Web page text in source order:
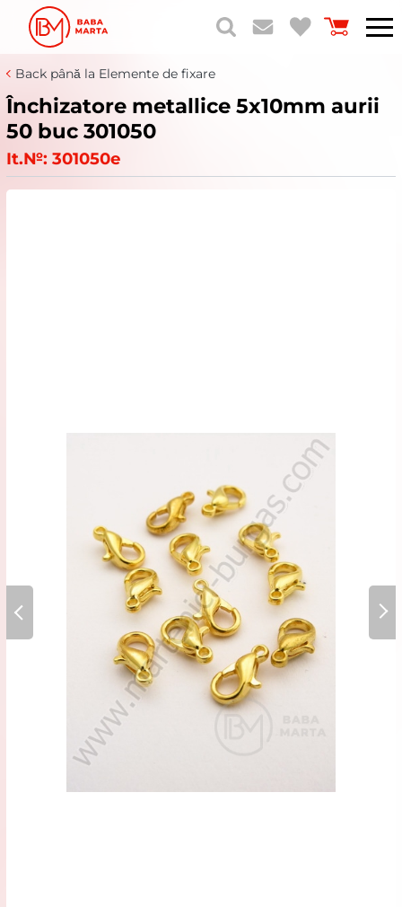
Back până la Elemente de fixare
Închizatore metallice 5x10mm aurii
50 buc 301050
It.№: 301050e